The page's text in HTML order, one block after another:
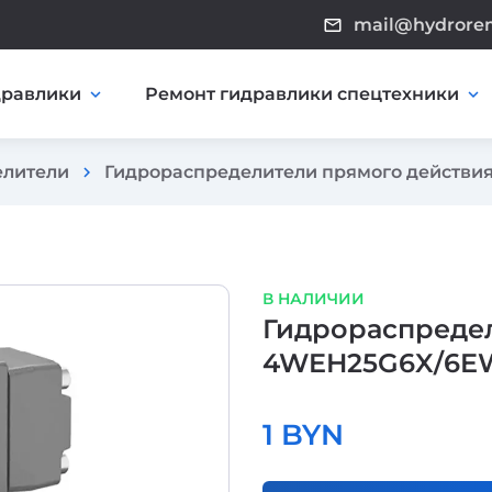
mail_outline
expand_more Ремонт гидравлики спецтехники expand_more
chevron_right Гидрораспределители прямого действия
В НАЛИЧИИ
4WEH25G6X/
1 BYN